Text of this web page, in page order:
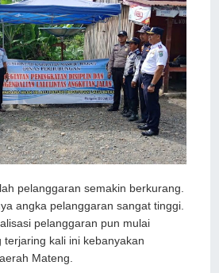
pelanggaran semakin berkurang.
angka pelanggaran sangat tinggi.
pelanggaran pun mulai
terjaring kali ini kebanyakan
Mateng.